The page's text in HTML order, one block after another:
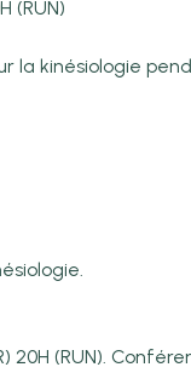
(RUN)
la kinésiologie
20H (RUN).